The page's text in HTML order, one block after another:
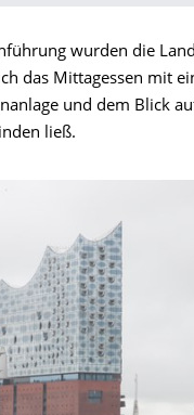
wurden die
das Mittagessen mit
und dem Blick
ließ.